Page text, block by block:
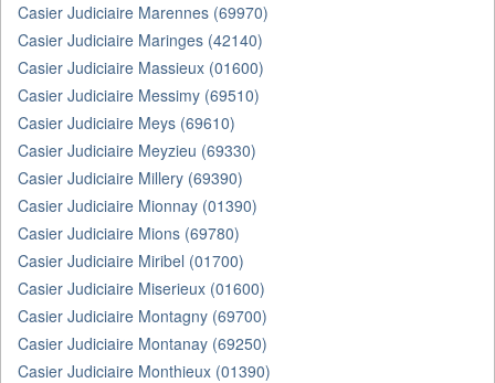
Casier Judiciaire Marennes (69970)
Casier Judiciaire Maringes (42140)
Casier Judiciaire Massieux (01600)
Casier Judiciaire Messimy (69510)
Casier Judiciaire Meys (69610)
Casier Judiciaire Meyzieu (69330)
Casier Judiciaire Millery (69390)
Casier Judiciaire Mionnay (01390)
Casier Judiciaire Mions (69780)
Casier Judiciaire Miribel (01700)
Casier Judiciaire Miserieux (01600)
Casier Judiciaire Montagny (69700)
Casier Judiciaire Montanay (69250)
Casier Judiciaire Monthieux (01390)